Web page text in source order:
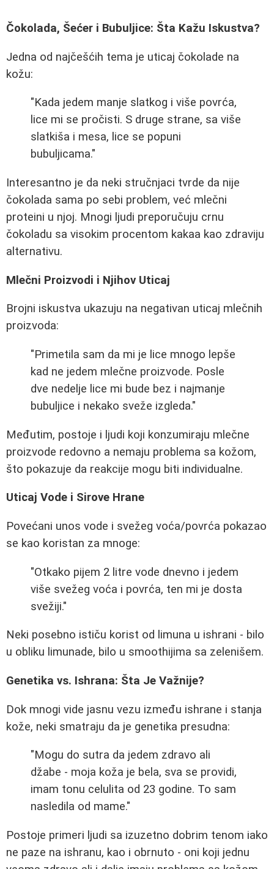
Čokolada, Šećer i Bubuljice: Šta Kažu Iskustva?
Jedna od najčešćih tema je uticaj čokolade na
kožu:
"Kada jedem manje slatkog i više povrća,
lice mi se pročisti. S druge strane, sa više
slatkiša i mesa, lice se popuni
bubuljicama."
Interesantno je da neki stručnjaci tvrde da nije
čokolada sama po sebi problem, već mlečni
proteini u njoj. Mnogi ljudi preporučuju crnu
čokoladu sa visokim procentom kakaa kao zdraviju
alternativu.
Mlečni Proizvodi i Njihov Uticaj
Brojni iskustva ukazuju na negativan uticaj mlečnih
proizvoda:
"Primetila sam da mi je lice mnogo lepše
kad ne jedem mlečne proizvode. Posle
dve nedelje lice mi bude bez i najmanje
bubuljice i nekako sveže izgleda."
Međutim, postoje i ljudi koji konzumiraju mlečne
proizvode redovno a nemaju problema sa kožom,
što pokazuje da reakcije mogu biti individualne.
Uticaj Vode i Sirove Hrane
Povećani unos vode i svežeg voća/povrća pokazao
se kao koristan za mnoge:
"Otkako pijem 2 litre vode dnevno i jedem
više svežeg voća i povrća, ten mi je dosta
svežiji."
Neki posebno ističu korist od limuna u ishrani - bilo
u obliku limunade, bilo u smoothijima sa zelenišem.
Genetika vs. Ishrana: Šta Je Važnije?
Dok mnogi vide jasnu vezu između ishrane i stanja
kože, neki smatraju da je genetika presudna:
"Mogu do sutra da jedem zdravo ali
džabe - moja koža je bela, sva se providi,
imam tonu celulita od 23 godine. To sam
nasledila od mame."
Postoje primeri ljudi sa izuzetno dobrim tenom iako
ne paze na ishranu, kao i obrnuto - oni koji jednu